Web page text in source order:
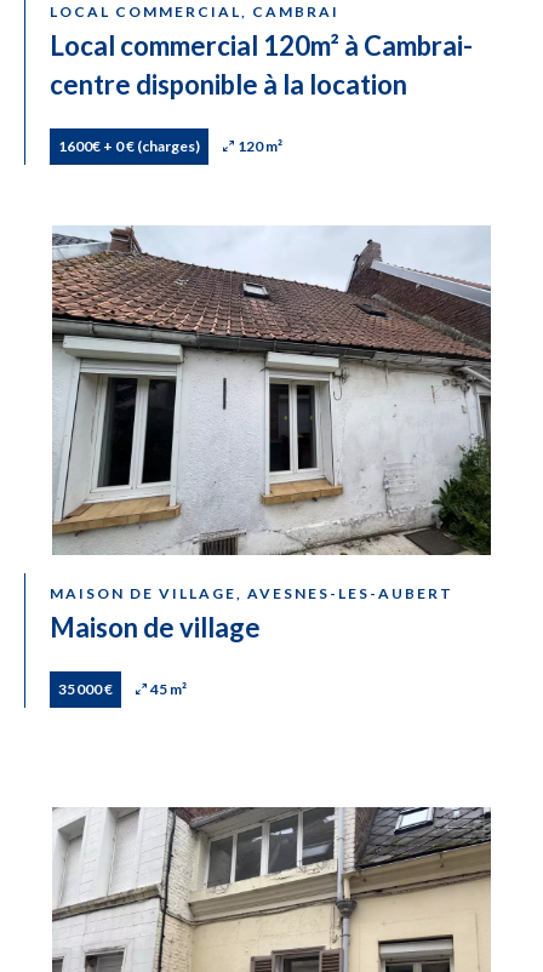
LOCAL COMMERCIAL, CAMBRAI
Local commercial 120m² à Cambrai-
centre disponible à la location
1600€ + 0 € (charges) 120 m²
MAISON DE VILLAGE, AVESNES-LES-AUBERT
Maison de village
35 000 € 45 m²